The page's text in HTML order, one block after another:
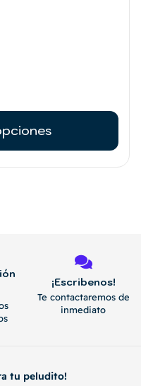
¡Escribenos!
Te contactaremos de
inmediato
tu peludito!